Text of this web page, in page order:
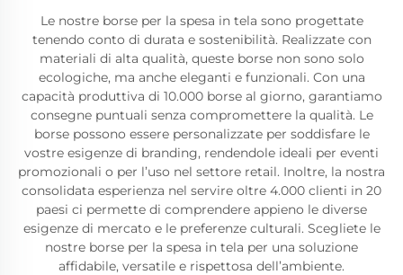
Le nostre borse per la spesa in tela sono progettate
tenendo conto di durata e sostenibilità. Realizzate con
materiali di alta qualità, queste borse non sono solo
ecologiche, ma anche eleganti e funzionali. Con una
capacità produttiva di 10.000 borse al giorno, garantiamo
consegne puntuali senza compromettere la qualità. Le
borse possono essere personalizzate per soddisfare le
vostre esigenze di branding, rendendole ideali per eventi
promozionali o per l’uso nel settore retail. Inoltre, la nostra
consolidata esperienza nel servire oltre 4.000 clienti in 20
paesi ci permette di comprendere appieno le diverse
esigenze di mercato e le preferenze culturali. Scegliete le
nostre borse per la spesa in tela per una soluzione
affidabile, versatile e rispettosa dell’ambiente.